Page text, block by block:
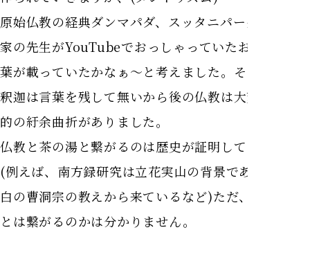
原始仏教の経典ダンマパダ、スッタニパータに茶道
家の先生がYouTubeでおっしゃっていたお釈迦の言
葉が載っていたかなぁ〜と考えました。そもそもお
釈迦は言葉を残して無いから後の仏教は大変な思想
的の紆余曲折がありました。
仏教と茶の湯と繋がるのは歴史が証明してますが、
(例えば、南方録研究は立花実山の背景である卍山道
白の曹洞宗の教えから来ているなど)ただ、お釈迦様
とは繋がるのかは分かりません。